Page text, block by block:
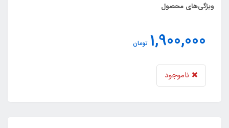
ویژگی‌های محصول
1,900,000 تومان
ناموجود